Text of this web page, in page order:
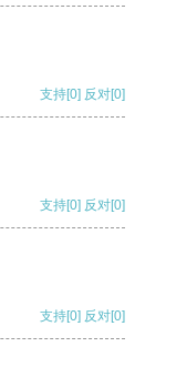
支持[0] 反对[0]
支持[0] 反对[0]
支持[0] 反对[0]